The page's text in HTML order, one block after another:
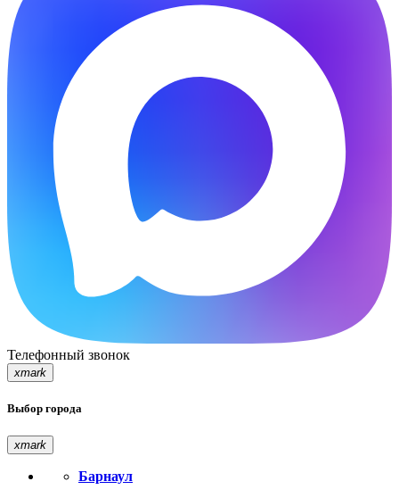
Телефонный звонок
xmark
Выбор города
xmark
Барнаул